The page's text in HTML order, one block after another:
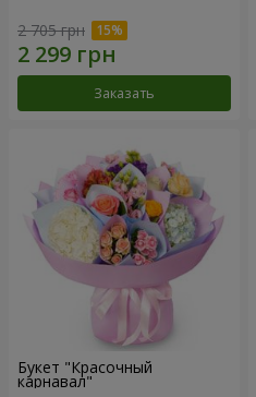
2 705 грн
Заказать
Букет "Красочный
карнавал"